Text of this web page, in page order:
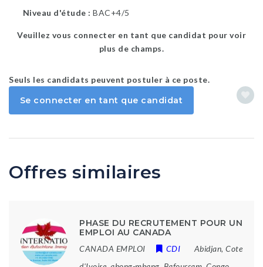
Niveau d'étude
BAC+4/5
Veuillez vous connecter en tant que candidat pour voir
plus de champs.
Seuls les candidats peuvent postuler à ce poste.
Se connecter en tant que candidat
Offres similaires
PHASE DU RECRUTEMENT POUR UN
EMPLOI AU CANADA
CANADA EMPLOI CDI
Abidjan, Cote